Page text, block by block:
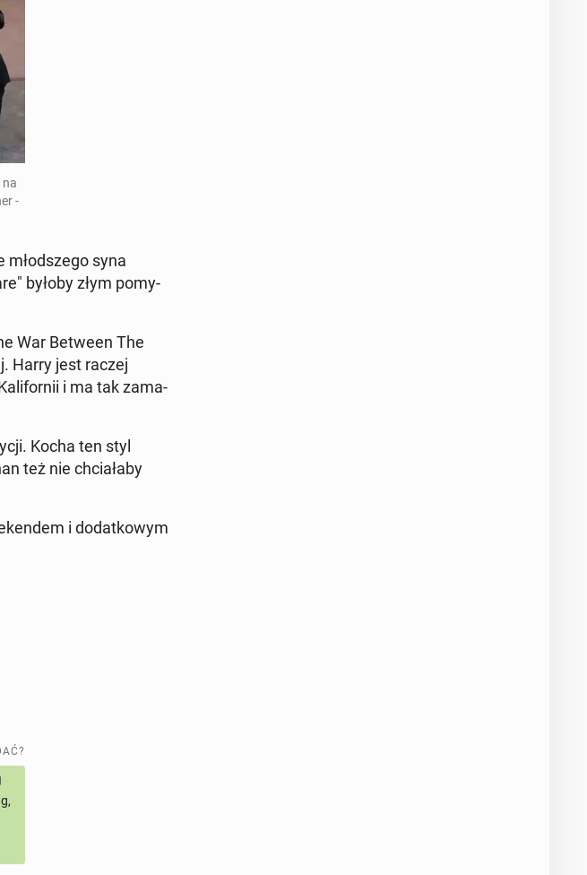
na
-
syna
byłoby złym po­my­
War Between The
Harry jest raczej
i ma tak za­ma­
Kocha ten styl
też nie chcia­ła­by
i do­dat­ko­wym